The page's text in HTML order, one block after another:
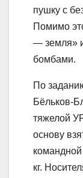
пушку с
Помимо
— земля»
бомбами.
По
Бёльков-
тяжелой
основу
кг.